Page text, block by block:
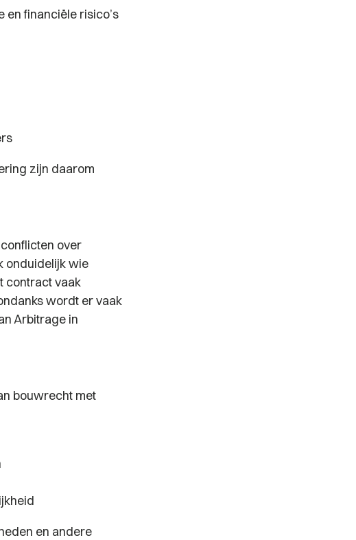
financiële risico’s
zijn daarom
over
onduidelijk wie
contract vaak
wordt er vaak
Arbitrage in
bouwrecht met
en andere